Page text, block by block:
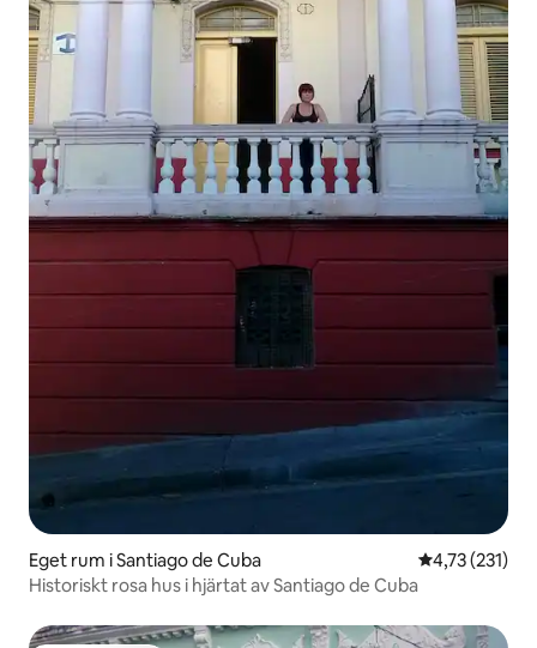
Eget rum i Santiago de Cuba 4,73 av 5 i
4,73 (231)
Historiskt rosa hus i hjärtat av Santiago de Cuba